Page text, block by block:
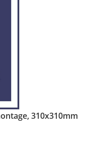
310x310mm